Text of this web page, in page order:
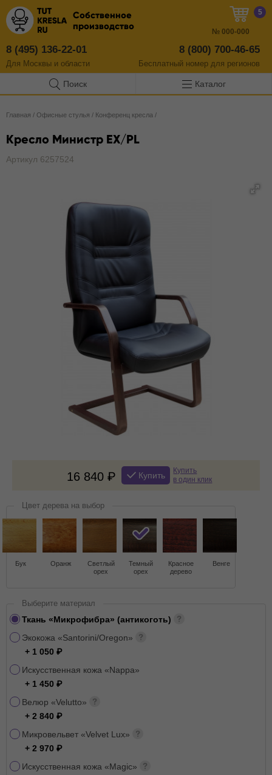
Собственное
производство
8 (495) 136-22-01
Для Москвы и области
8 (800) 700-46-65
Бесплатный номер для регионов
5
№ 000-000
Поиск Каталог
Главная / Офисные стулья / Конференц кресла /
Кресло Министр EX/PL
Артикул 6257524
16 840 Купить
Купить
в один клик
Цвет дерева на выбор
Бук Оранж
Светлый
орех
Темный
орех
Красное
дерево
Венге
Выберите материал
Ткань «Микрофибра» (антикоготь)
Экокожа «Santorini/Oregon»
+ 1 050
Искусственная кожа «Nappa»
+ 1 450
Велюр «Velutto»
+ 2 840
Микровельвет «Velvet Lux»
+ 2 970
Искусственная кожа «Magic»